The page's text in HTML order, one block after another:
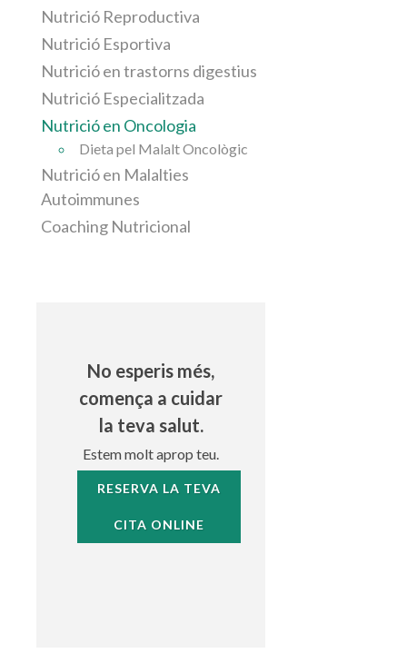
Nutrició Reproductiva
Nutrició Esportiva
Nutrició en trastorns digestius
Nutrició Especialitzada
Nutrició en Oncologia
Dieta pel Malalt Oncològic
Nutrició en Malalties
Autoimmunes
Coaching Nutricional
No esperis més,
comença a cuidar
la teva salut.
Estem molt aprop teu.
RESERVA LA TEVA
CITA ONLINE